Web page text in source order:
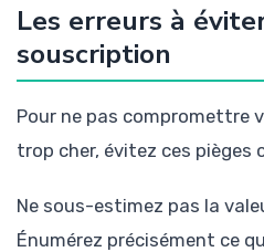
Les erreurs à
souscription
Pour ne pas compromettre
trop cher, évitez ces pièges
Ne sous-estimez pas la
Énumérez précisément ce